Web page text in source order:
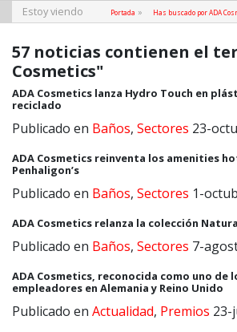
Estoy viendo Portada » Has buscado por ADA
57 noticias contienen el
Cosmetics"
ADA Cosmetics lanza Hydro Touch en
reciclado
Publicado en Baños, Sectores 23-
ADA Cosmetics reinventa los amenities
Penhaligon’s
Publicado en Baños, Sectores 1-
ADA Cosmetics relanza la colección
Publicado en Baños, Sectores 7-
ADA Cosmetics, reconocida como uno de
empleadores en Alemania y Reino Unido
Publicado en Actualidad, Premios 23-